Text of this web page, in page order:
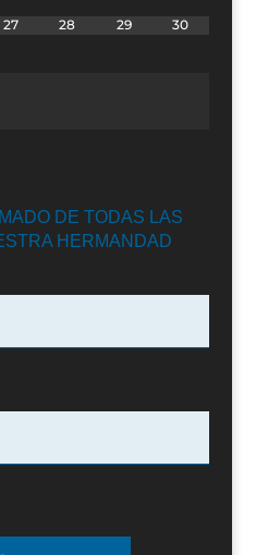
27 28 29 30
DE TODAS LAS
HERMANDAD